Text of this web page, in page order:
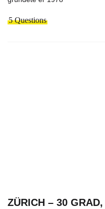
5 Questions
ZÜRICH – 30